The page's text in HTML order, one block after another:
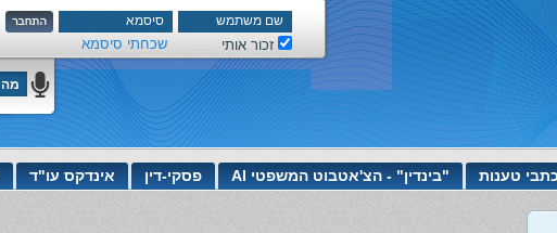
זכור אותי שכחתי סיסמא
טענות "בינדין" - הצ'אטבוט המשפטי AI פסקי-דין אינדקס עו"ד